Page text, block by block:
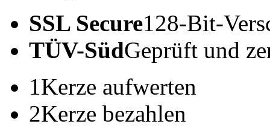
SSL Secure128-Bit-
TÜV-SüdGeprüft und
1Kerze aufwerten
2Kerze bezahlen